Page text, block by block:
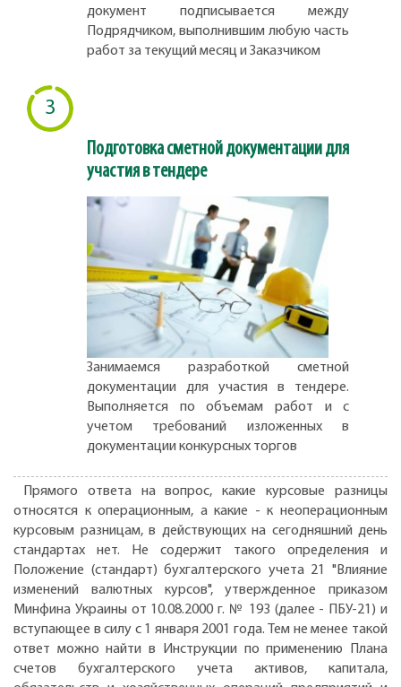
документ подписывается между
Подрядчиком, выполнившим любую часть
работ за текущий месяц и Заказчиком
3
Подготовка сметной документации для
участия в тендере
Занимаемся разработкой сметной
документации для участия в тендере.
Выполняется по объемам работ и с
учетом требований изложенных в
документации конкурсных торгов
Прямого ответа на вопрос, какие курсовые разницы
относятся к операционным, а какие - к неоперационным
курсовым разницам, в действующих на сегодняшний день
стандартах нет. Не содержит такого определения и
Положение (стандарт) бухгалтерского учета 21 "Влияние
изменений валютных курсов", утвержденное приказом
Минфина Украины от 10.08.2000 г. № 193 (далее - ПБУ-21) и
вступающее в силу с 1 января 2001 года. Тем не менее такой
ответ можно найти в Инструкции по применению Плана
счетов бухгалтерского учета активов, капитала,